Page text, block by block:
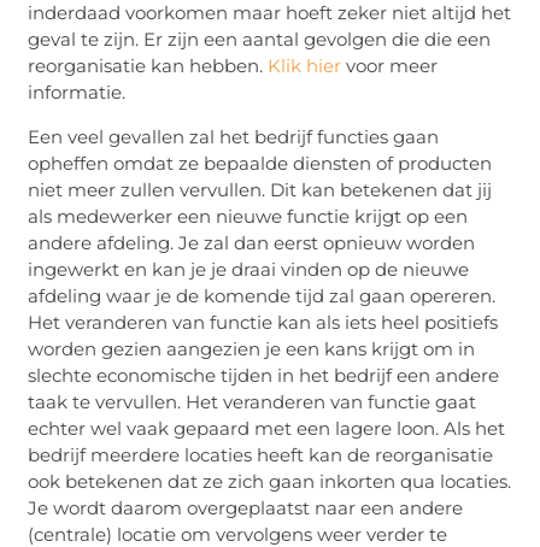
inderdaad voorkomen maar hoeft zeker niet altijd het
geval te zijn. Er zijn een aantal gevolgen die die een
reorganisatie kan hebben. Klik hier voor meer
informatie.
Een veel gevallen zal het bedrijf functies gaan
opheffen omdat ze bepaalde diensten of producten
niet meer zullen vervullen. Dit kan betekenen dat jij
als medewerker een nieuwe functie krijgt op een
andere afdeling. Je zal dan eerst opnieuw worden
ingewerkt en kan je je draai vinden op de nieuwe
afdeling waar je de komende tijd zal gaan opereren.
Het veranderen van functie kan als iets heel positiefs
worden gezien aangezien je een kans krijgt om in
slechte economische tijden in het bedrijf een andere
taak te vervullen. Het veranderen van functie gaat
echter wel vaak gepaard met een lagere loon. Als het
bedrijf meerdere locaties heeft kan de reorganisatie
ook betekenen dat ze zich gaan inkorten qua locaties.
Je wordt daarom overgeplaatst naar een andere
(centrale) locatie om vervolgens weer verder te